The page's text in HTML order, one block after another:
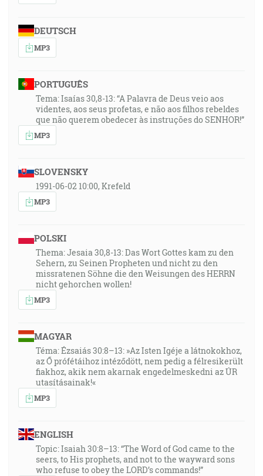
DEUTSCH
MP3
PORTUGUÊS
Tema: Isaías 30,8-13: “A Palavra de Deus veio aos
videntes, aos seus profetas, e não aos filhos rebeldes
que não querem obedecer às instruções do SENHOR!”
MP3
SLOVENSKY
1991-06-02 10:00, Krefeld
MP3
POLSKI
Thema: Jesaia 30,8-13: Das Wort Gottes kam zu den
Sehern, zu Seinen Propheten und nicht zu den
missratenen Söhne die den Weisungen des HERRN
nicht gehorchen wollen!
MP3
MAGYAR
Téma: Ézsaiás 30:8–13: »Az Isten Igéje a látnokokhoz,
az Ő prófétáihoz intéződött, nem pedig a félresikerült
fiakhoz, akik nem akarnak engedelmeskedni az ÚR
utasításainak!«
MP3
ENGLISH
Topic: Isaiah 30:8–13: “The Word of God came to the
seers, to His prophets, and not to the wayward sons
who refuse to obey the LORD’s commands!”